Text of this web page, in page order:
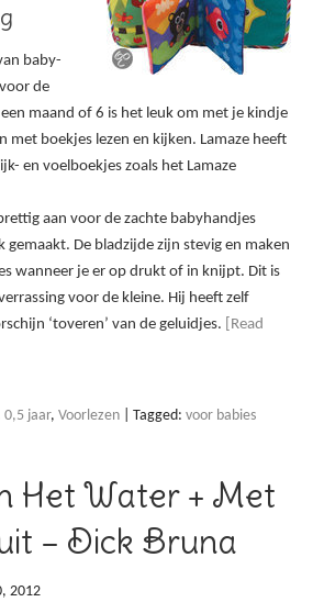
baby-
de
maand of 6 is het leuk om met je kindje
met boekjes lezen en kijken. Lamaze heeft
en voelboekjes zoals het Lamaze
aan voor de zachte babyhandjes
De bladzijde zijn stevig en maken
wanneer je er op drukt of in knijpt. Dit is
voor de kleine. Hij heeft zelf
‘toveren’ van de geluidjes.
[Read
0,5 jaar, Voorlezen Tagged: voor babies
Het Water + Met
– Dick Bruna
2012